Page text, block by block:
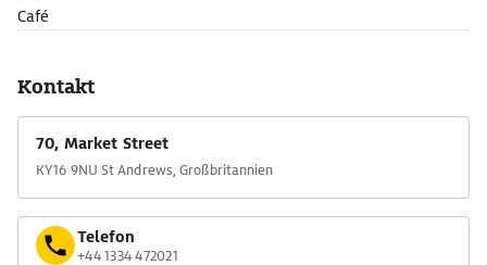
Café
Kontakt
70, Market Street
KY16 9NU St Andrews, Großbritannien
Telefon
+44 1334 472021